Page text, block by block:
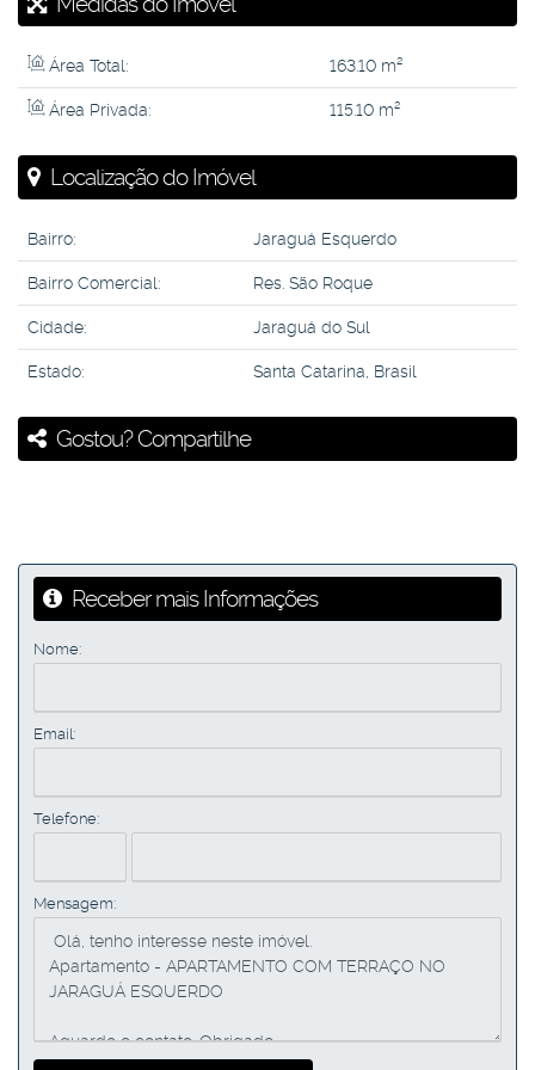
Área Total: 163.10 m²
Área Privada: 115.10 m²
Localização do Imóvel
Bairro: Jaraguá Esquerdo
Bairro Comercial: Res. São Roque
Cidade: Jaraguá do Sul
Estado: Santa Catarina, Brasil
Gostou? Compartilhe
Receber mais Informações
Nome:
Email:
Telefone:
Mensagem: